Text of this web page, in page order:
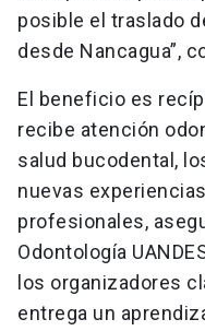
posible el traslado
desde Nancagua”,
El beneficio es
recibe atención
salud bucodental,
nuevas
profesionales,
Odontología
los organizadores
entrega un